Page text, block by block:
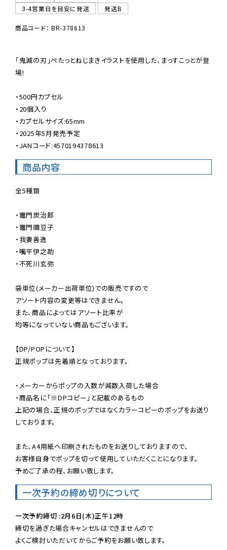
3-4営業日を目安に発送
発送B
商品コード： BR-378613
「鬼滅の刃」ぺたっとねじまきイラストを使用した、まっすこっとが登
場!
・500円カプセル
・20個入り
・カプセルサイズ:65mm
・2025年5月発売予定
・JANコード:4570194378613
商品内容
全5種類
・竈門炭治郎
・竈門禰豆子
・我妻善逸
・嘴平伊之助
・不死川玄弥
袋単位(メーカー出荷単位)での販売ですので
アソート内容の変更等はできません。
また、商品によってはアソート比率が
均等になっていない商品もございます。
【DP/POPについて】
正規ポップは先着順となっております。
・メーカーからポップの入数が減数入荷した場合
・商品名に「※DPコピー」と記載のあるもの
上記の場合、正規のポップではなくカラーコピーのポップをお送り
しております。
また、A4用紙へ印刷されたものをお送りしておりますので、
お客様自身でポップを切って使用していただくことになります。
予めご了承の程、お願い致します。
一次予約の締め切りについて
一次予約締切 :2月6日(木)正午12時
締切を過ぎた場合キャンセルはできませんので
よくご検討いただいてからご予約をお願い致します。